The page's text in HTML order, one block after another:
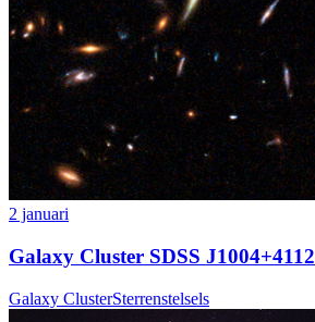
2 januari
Galaxy Cluster SDSS J1004+4112
Galaxy ClusterSterrenstelsels